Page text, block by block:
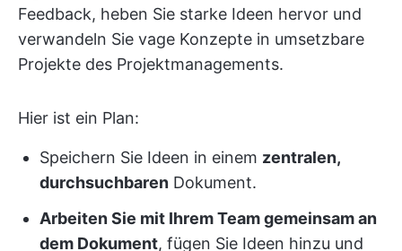
Feedback, heben Sie starke Ideen hervor und
verwandeln Sie vage Konzepte in umsetzbare
Projekte des Projektmanagements.
Hier ist ein Plan:
Speichern Sie Ideen in einem zentralen,
durchsuchbaren Dokument.
Arbeiten Sie mit Ihrem Team gemeinsam an
dem Dokument, fügen Sie Ideen hinzu und